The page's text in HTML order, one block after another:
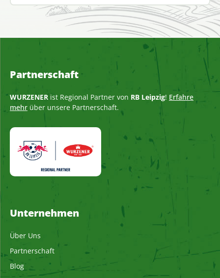
Partnerschaft
WURZENER ist Regional Partner von RB Leipzig! Erfahre
mehr über unsere Partnerschaft.
Unternehmen
Über Uns
Partnerschaft
Blog